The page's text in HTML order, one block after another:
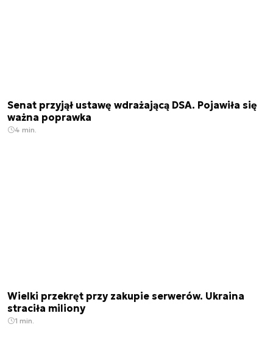
Senat przyjął ustawę wdrażającą DSA. Pojawiła się
ważna poprawka
4 min.
Wielki przekręt przy zakupie serwerów. Ukraina
straciła miliony
1 min.